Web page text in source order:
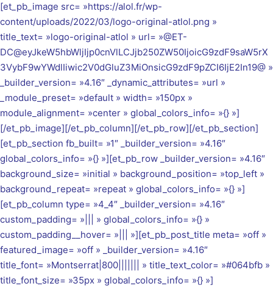
[et_pb_image src= »https://alol.fr/wp-
content/uploads/2022/03/logo-original-atlol.png »
title_text= »logo-original-atlol » url= »@ET-
DC@eyJkeW5hbWljIjp0cnVlLCJjb250ZW50IjoicG9zdF9saW5rX
3VybF9wYWdlIiwic2V0dGluZ3MiOnsicG9zdF9pZCI6IjE2In19@ »
_builder_version= »4.16″ _dynamic_attributes= »url »
_module_preset= »default » width= »150px »
module_alignment= »center » global_colors_info= »{} »]
[/et_pb_image][/et_pb_column][/et_pb_row][/et_pb_section]
[et_pb_section fb_built= »1″ _builder_version= »4.16″
global_colors_info= »{} »][et_pb_row _builder_version= »4.16″
background_size= »initial » background_position= »top_left »
background_repeat= »repeat » global_colors_info= »{} »]
[et_pb_column type= »4_4″ _builder_version= »4.16″
custom_padding= »||| » global_colors_info= »{} »
custom_padding__hover= »||| »][et_pb_post_title meta= »off »
featured_image= »off » _builder_version= »4.16″
title_font= »Montserrat|800||||||| » title_text_color= »#064bfb »
title_font_size= »35px » global_colors_info= »{} »]